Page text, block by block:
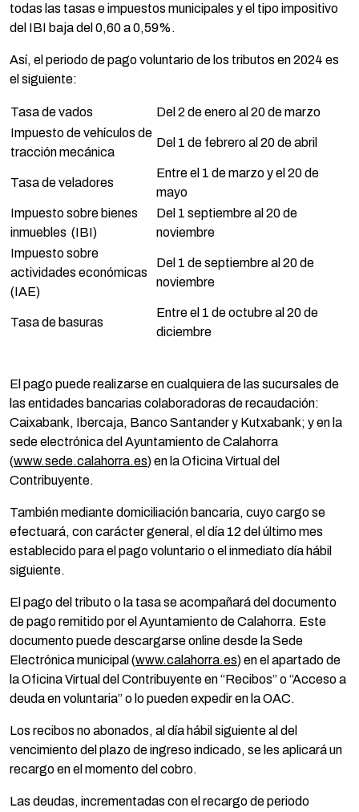
todas las tasas e impuestos municipales y el tipo impositivo
del IBI baja del 0,60 a 0,59%.
Así, el periodo de pago voluntario de los tributos en 2024 es
el siguiente:
Tasa de vados
Del 2 de enero al 20 de marzo
Impuesto de vehículos de
tracción mecánica
Del 1 de febrero al 20 de abril
Tasa de veladores
Entre el 1 de marzo y el 20 de
mayo
Impuesto sobre bienes
inmuebles (IBI)
Del 1 septiembre al 20 de
noviembre
Impuesto sobre
actividades económicas
(IAE)
Del 1 de septiembre al 20 de
noviembre
Tasa de basuras
Entre el 1 de octubre al 20 de
diciembre
El pago puede realizarse en cualquiera de las sucursales de
las entidades bancarias colaboradoras de recaudación:
Caixabank, Ibercaja, Banco Santander y Kutxabank; y en la
sede electrónica del Ayuntamiento de Calahorra
(www.sede.calahorra.es) en la Oficina Virtual del
Contribuyente.
También mediante domiciliación bancaria, cuyo cargo se
efectuará, con carácter general, el día 12 del último mes
establecido para el pago voluntario o el inmediato día hábil
siguiente.
El pago del tributo o la tasa se acompañará del documento
de pago remitido por el Ayuntamiento de Calahorra. Este
documento puede descargarse online desde la Sede
Electrónica municipal (www.calahorra.es) en el apartado de
la Oficina Virtual del Contribuyente en “Recibos” o “Acceso a
deuda en voluntaria” o lo pueden expedir en la OAC.
Los recibos no abonados, al día hábil siguiente al del
vencimiento del plazo de ingreso indicado, se les aplicará un
recargo en el momento del cobro.
Las deudas, incrementadas con el recargo de periodo